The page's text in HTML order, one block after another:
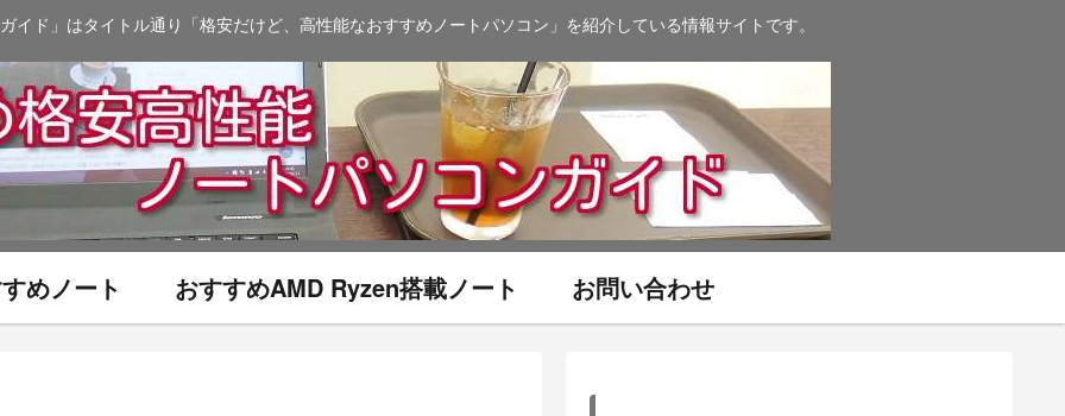
イド」はタイトル通り「格安だけど、高性能なおすすめノートパソコン」を紹介している情報サイトです。
めノート おすすめAMD Ryzen搭載ノート お問い合わせ